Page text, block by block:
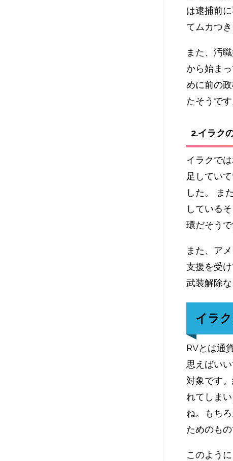
は逮捕前
てムカつき
また、汚
から始ま
めに前の
たそうで
2.イラク
イラクで
足してい
した。 ま
している
環だそう
また、ア
支援を受
武装解除
イラ
RVとは通
思えばい
対象です
れてしま
ね。もち
ためのもの
このよう